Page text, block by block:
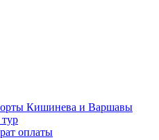
Кишинева и Варшавы
оплаты